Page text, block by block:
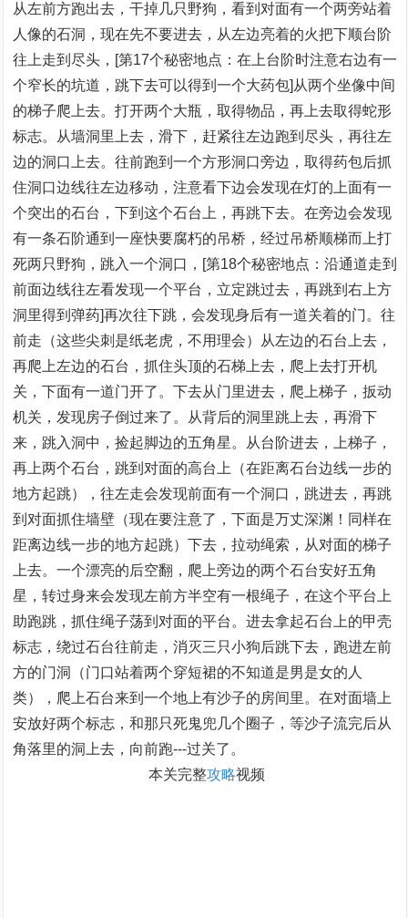
从左前方跑出去，干掉几只野狗，看到对面有一个两旁站着
人像的石洞，现在先不要进去，从左边亮着的火把下顺台阶
往上走到尽头，[第17个秘密地点：在上台阶时注意右边有一
个窄长的坑道，跳下去可以得到一个大药包]从两个坐像中间
的梯子爬上去。打开两个大瓶，取得物品，再上去取得蛇形
标志。从墙洞里上去，滑下，赶紧往左边跑到尽头，再往左
边的洞口上去。往前跑到一个方形洞口旁边，取得药包后抓
住洞口边线往左边移动，注意看下边会发现在灯的上面有一
个突出的石台，下到这个石台上，再跳下去。在旁边会发现
有一条石阶通到一座快要腐朽的吊桥，经过吊桥顺梯而上打
死两只野狗，跳入一个洞口，[第18个秘密地点：沿通道走到
前面边线往左看发现一个平台，立定跳过去，再跳到右上方
洞里得到弹药]再次往下跳，会发现身后有一道关着的门。往
前走（这些尖刺是纸老虎，不用理会）从左边的石台上去，
再爬上左边的石台，抓住头顶的石梯上去，爬上去打开机
关，下面有一道门开了。下去从门里进去，爬上梯子，扳动
机关，发现房子倒过来了。从背后的洞里跳上去，再滑下
来，跳入洞中，捡起脚边的五角星。从台阶进去，上梯子，
再上两个石台，跳到对面的高台上（在距离石台边线一步的
地方起跳），往左走会发现前面有一个洞口，跳进去，再跳
到对面抓住墙壁（现在要注意了，下面是万丈深渊！同样在
距离边线一步的地方起跳）下去，拉动绳索，从对面的梯子
上去。一个漂亮的后空翻，爬上旁边的两个石台安好五角
星，转过身来会发现左前方半空有一根绳子，在这个平台上
助跑跳，抓住绳子荡到对面的平台。进去拿起石台上的甲壳
标志，绕过石台往前走，消灭三只小狗后跳下去，跑进左前
方的门洞（门口站着两个穿短裙的不知道是男是女的人
类），爬上石台来到一个地上有沙子的房间里。在对面墙上
安放好两个标志，和那只死鬼兜几个圈子，等沙子流完后从
角落里的洞上去，向前跑---过关了。
本关完整攻略视频